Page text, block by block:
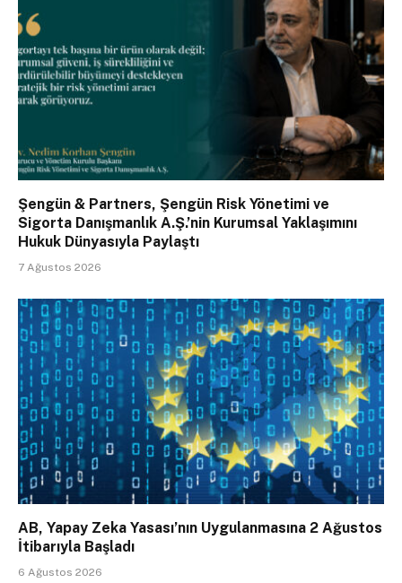
Şengün & Partners, Şengün Risk Yönetimi ve
Sigorta Danışmanlık A.Ş.’nin Kurumsal Yaklaşımını
Hukuk Dünyasıyla Paylaştı
7 Ağustos 2026
AB, Yapay Zeka Yasası’nın Uygulanmasına 2 Ağustos
İtibarıyla Başladı
6 Ağustos 2026